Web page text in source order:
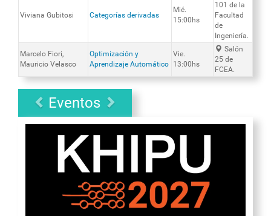
Viviana Gubitosi Categorías derivadas
Mié.
15:00hs
101 de la
Facultad
de
Ingeniería.
Marcelo Fiori,
Mauricio Velasco
Optimización y
Aprendizaje Automático
Vie.
13:00hs
Salón
25 de
FCEA.
Eventos